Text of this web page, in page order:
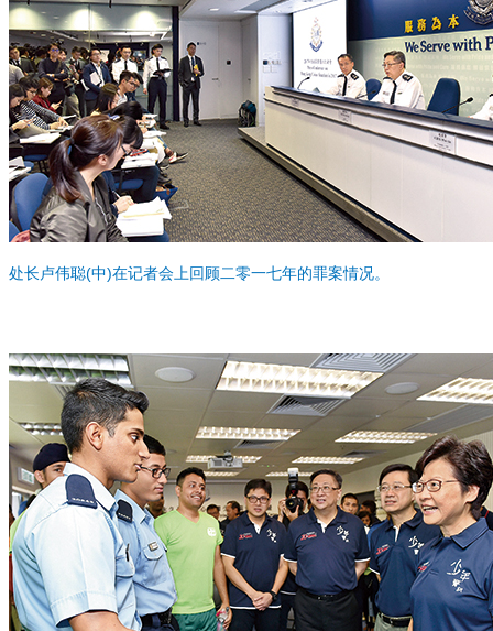
处长卢伟聪(中)在记者会上回顾二零一七年的罪案情况。